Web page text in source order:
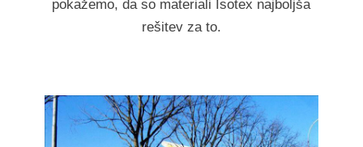
pokažemo, da so materiali Isotex najboljša
rešitev za to.